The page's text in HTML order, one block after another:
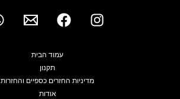
עמוד הבית
תקנון
מדיניות החזרים כספיים והחזרות
אודות